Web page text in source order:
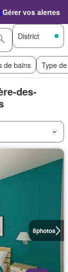
Gérer vos alertes
District
de bains Type
des-
8photos